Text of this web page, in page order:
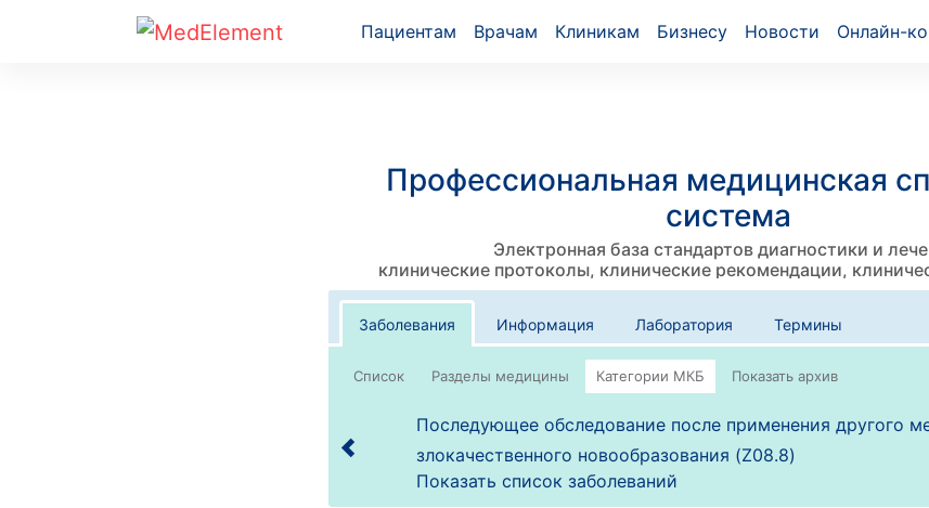
Пациентам Врачам Клиникам Бизнесу Новости Онлайн-
Профессиональная медицинская
система
Электронная база стандартов диагностики и
клинические протоколы, клинические рекомендации,
Заболевания Информация Лаборатория Термины
Список
Последующее обследование после применения другого
злокачественного новообразования (Z08.8)
Показать список заболеваний